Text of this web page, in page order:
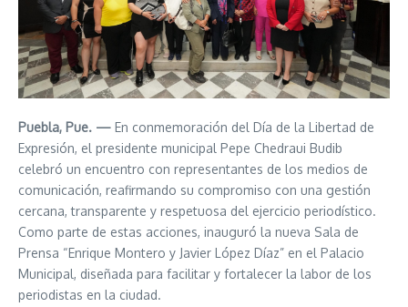
Puebla, Pue. — En conmemoración del Día de la Libertad de
Expresión, el presidente municipal Pepe Chedraui Budib
celebró un encuentro con representantes de los medios de
comunicación, reafirmando su compromiso con una gestión
cercana, transparente y respetuosa del ejercicio periodístico.
Como parte de estas acciones, inauguró la nueva Sala de
Prensa “Enrique Montero y Javier López Díaz” en el Palacio
Municipal, diseñada para facilitar y fortalecer la labor de los
periodistas en la ciudad.